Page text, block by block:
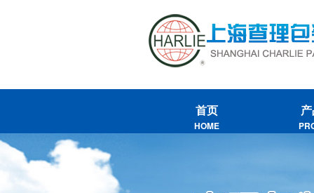
首页
HOME